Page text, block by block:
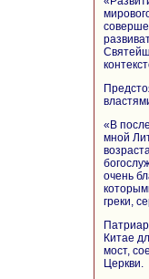
«В
мной
очень
греки,
Китае
мост,
Церкви.